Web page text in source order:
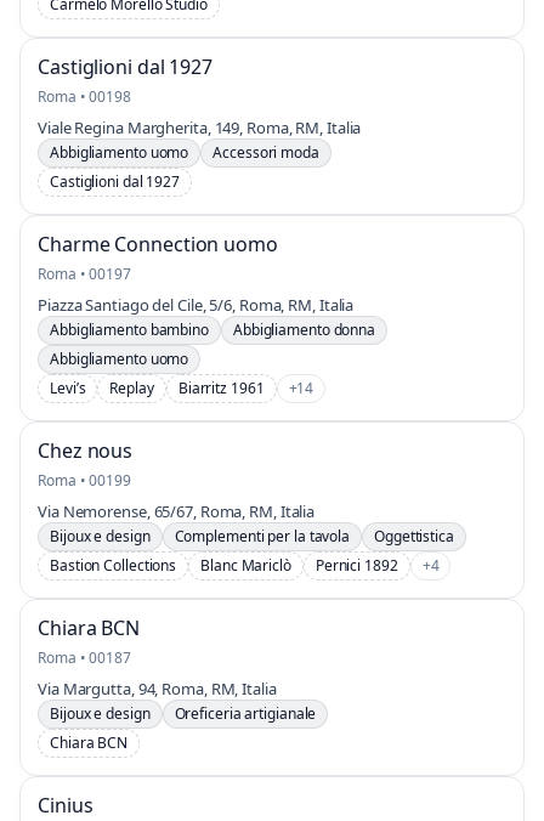
Carmelo Morello Studio
Castiglioni dal 1927
Roma • 00198
Viale Regina Margherita, 149, Roma, RM, Italia
Abbigliamento uomo
Accessori moda
Castiglioni dal 1927
Charme Connection uomo
Roma • 00197
Piazza Santiago del Cile, 5/6, Roma, RM, Italia
Abbigliamento bambino
Abbigliamento donna
Abbigliamento uomo
Levi’s
Replay Biarritz 1961 +14
Chez nous
Roma • 00199
Via Nemorense, 65/67, Roma, RM, Italia
Bijoux e design Complementi per la tavola
Oggettistica
Bastion Collections
Blanc Mariclò Pernici 1892 +4
Chiara BCN
Roma • 00187
Via Margutta, 94, Roma, RM, Italia
Bijoux e design
Oreficeria artigianale
Chiara BCN
Cinius